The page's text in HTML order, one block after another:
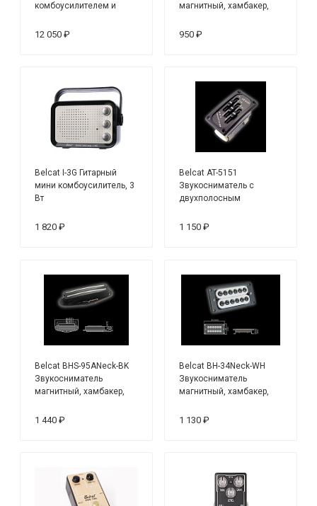
комбоусилителем и
12 050 ₽
магнитный, хамбакер,
950 ₽
Belcat I-3G Гитарный
мини комбоусилитель, 3
Вт
1 820 ₽
Belcat AT-5151
Звукосниматель с
двухполосным
1 150 ₽
Belcat BHS-95ANeck-BK
Звукосниматель
магнитный, хамбакер,
1 440 ₽
Belcat BH-34Neck-WH
Звукосниматель
магнитный, хамбакер,
1 130 ₽